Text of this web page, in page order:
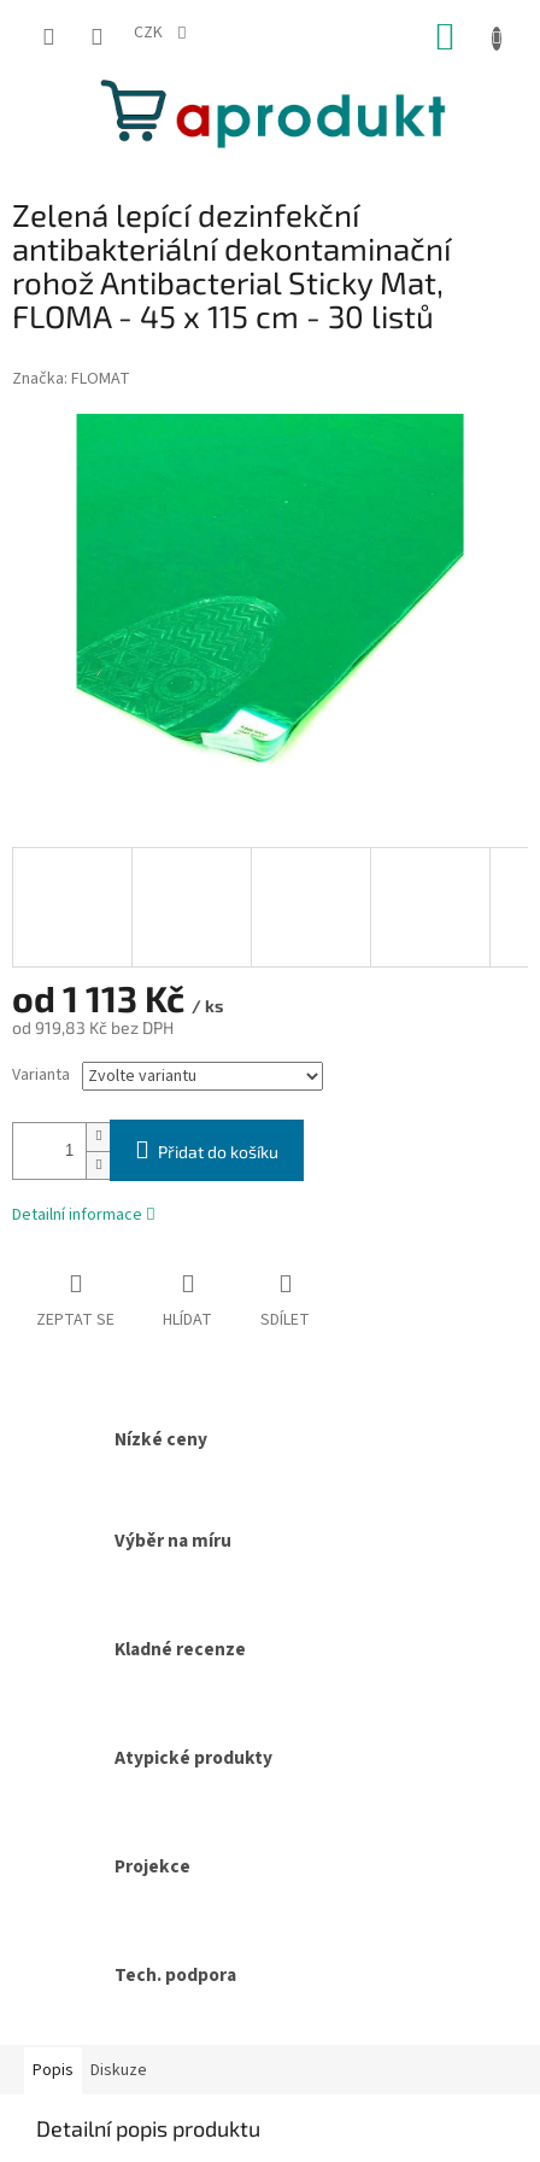
CZK
Zelená lepící dezinfekční
antibakteriální dekontaminační
rohož Antibacterial Sticky Mat,
FLOMA - 45 x 115 cm - 30 listů
Značka: FLOMAT
od 1 113 Kč / ks
od 919,83 Kč bez DPH
cena:
Varianta
Přidat do košíku
Detailní informace
ZEPTAT SE HLÍDAT SDÍLET
Nízké ceny
Výběr na míru
Kladné recenze
Atypické produkty
Projekce
Tech. podpora
Popis Diskuze
Detailní popis produktu